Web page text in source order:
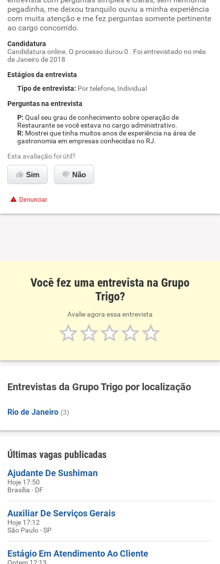
pegadinha, me deixou tranquilo ouviu a minha experiência
com muita atenção e me fez perguntas somente pertinente
ao cargo concorrido.
Candidatura
Candidatura online. O processo durou 0 . Foi entrevistado no mês
de Janeiro de 2018
Estágios da entrevista
Tipo de entrevista: Por telefone, Individual
Perguntas na entrevista
Qual seu grau de conhecimento sobre operação de
Restaurante se você estava no cargo administrativo.
Mostrei que tinha muitos anos de experiência na área de
gastronomia em empresas conhecidas no RJ.
Esta avaliação foi útil?
Sim Não
Denunciar
Você fez uma entrevista na Grupo
Trigo?
Avalie agora essa entrevista
Entrevistas da Grupo Trigo por localização
Rio de Janeiro (3)
Últimas vagas publicadas
Ajudante De Sushiman
Hoje 17:50
Brasília - DF
Auxiliar De Serviços Gerais
Hoje 17:12
São Paulo - SP
Estágio Em Atendimento Ao Cliente